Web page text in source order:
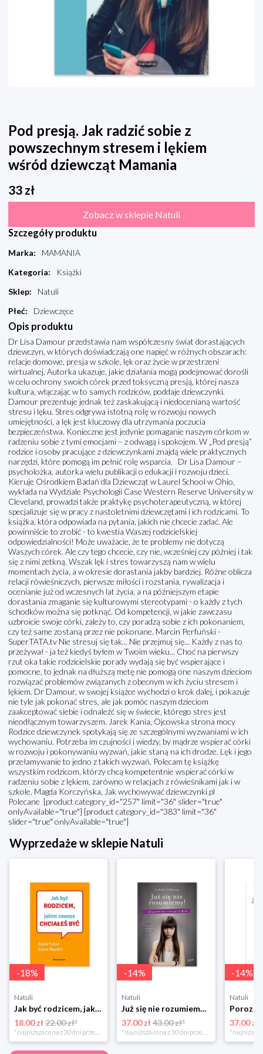
Pod presją. Jak radzić sobie z
powszechnym stresem i lękiem
wśród dziewcząt Mamania
33 zł
Zobacz w sklepie Natuli
Szczegóły produktu
Marka:
MAMANIA
Kategoria:
Książki
Sklep:
Natuli
Płeć: Dziewczęce
Opis produktu
Dr Lisa Damour przedstawia nam współczesny świat dorastających
dziewczyn, w których doświadczają one napięć w różnych obszarach:
relacje domowe, presja w szkole, lęk oraz życie w przestrzeni
wirtualnej. Autorka ukazuje, jakie działania mogą podejmować dorośli
w celu ochrony swoich córek przed toksyczną presją, której nasza
kultura, włączając w to samych rodziców, poddaje dziewczynki.
Damour prezentuje jednak też zaskakującą i niedocenianą wartość
stresu i lęku. Stres odgrywa istotną rolę w rozwoju nowych
umiejętności, a lęk jest kluczowy dla utrzymania poczucia
bezpieczeństwa. Konieczne jest jedynie pomaganie naszym córkom w
radzeniu sobie z tymi emocjami – z odwagą i spokojem. W „Pod presją”
rodzice i osoby pracujące z dziewczynkami znajdą wiele praktycznych
narzędzi, które pomogą im pełnić rolę wsparcia. Dr Lisa Damour –
psycholożka, autorka wielu publikacji o edukacji i rozwoju dzieci.
Kieruje Ośrodkiem Badań dla Dziewcząt w Laurel School w Ohio,
wykłada na Wydziale Psychologii Case Western Reserve University w
Cleveland, prowadzi także praktykę psychoterapeutyczną, w której
specjalizuje się w pracy z nastoletnimi dziewczętami i ich rodzicami. To
książka, która odpowiada na pytania, jakich nie chcecie zadać. Ale
powinniście to zrobić - to kwestia Waszej rodzicielskiej
odpowiedzialności! Może uważacie, że te problemy nie dotyczą
Waszych córek. Ale czy tego chcecie, czy nie, wcześniej czy później i tak
się z nimi zetkną. Wszak lęk i stres towarzyszą nam w wielu
momentach życia, a w okresie dorastania jakby bardziej. Różne oblicza
relacji rówieśniczych, pierwsze miłości i rozstania, rywalizacja i
ocenianie już od wczesnych lat życia, a na późniejszym etapie
dorastania zmaganie się kulturowymi stereotypami - o każdy z tych
schodków można się potknąć. Od kompetencji, w jakie zawczasu
uzbroicie swoje córki, zależy to, czy poradzą sobie z ich pokonaniem,
czy też same zostaną przez nie pokonane. Marcin Perfuński -
SuperTATA.tv Nie stresuj się tak... Nie przejmuj się... Każdy z nas to
przeżywał - ja też kiedyś byłem w Twoim wieku... Choć na pierwszy
rzut oka takie rodzicielskie porady wydają się być wspierające i
pomocne, to jednak na dłuższą metę nie pomogą one naszym dzieciom
rozwiązać problemów związanych z obecnym w ich życiu stresem i
lękiem. Dr Damour, w swojej książce wychodzi o krok dalej, i pokazuje
nie tyle jak pokonać stres, ale jak pomóc naszym dzieciom
zaakceptować siebie i odnaleźć się w świecie, którego stres jest
nieodłącznym towarzyszem. Jarek Kania, Ojcowska strona mocy
Rodzice dziewczynek spotykają się ze szczególnymi wyzwaniami w ich
wychowaniu. Potrzeba im czujności i wiedzy, by mądrze wspierać córki
w rozwoju i pokonywaniu wyzwań, jakie staną na ich drodze. Lęk i jego
przełamywanie to jedno z takich wyzwań. Polecam tę książkę
wszystkim rodzicom, którzy chcą kompetentnie wspierać córki w
radzeniu sobie z lękiem, zarówno w relacjach z rówieśnikami jak i w
szkole. Magda Korczyńska, Jak wychowywać dziewczynki.pl
Polecane [product category_id="257" limit="36" slider="true"
onlyAvailable="true"] [product category_id="383" limit="36"
slider="true" onlyAvailable="true"]
Wyprzedaże w sklepie Natuli
-18%
Natuli
Jak być rodzicem, jakim zawsze chciałeś być Media rodzina
18.00 zł22.00 zł*
*najniższa cena z 30 dni przed obniżką
-14%
Natuli
Już się nie rozumiemy! Jak przeżyć czas trzaskających drzwi Esprit
37.00 zł 43.00 zł*
*najniższa cena z 30 dni przed obniżką
-14%
Natuli
37.00 zł